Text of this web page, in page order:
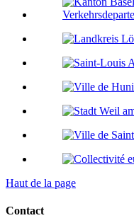
Haut de la page
Contact